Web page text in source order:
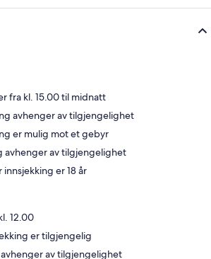
fra kl. 15.00 til midnatt
avhenger av tilgjengelighet
er mulig mot et gebyr
avhenger av tilgjengelighet
er 18 år
12.00
er tilgjengelig
av tilgjengelighet